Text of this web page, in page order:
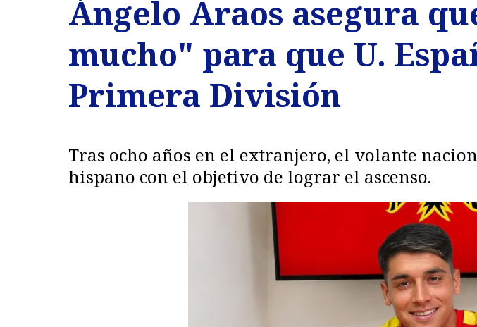
Ángelo Araos asegura
mucho" para que U.
Primera División
Tras ocho años en el extranjero, el volante
hispano con el objetivo de lograr el ascenso.